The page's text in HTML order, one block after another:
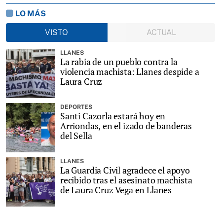
LO MÁS
VISTO
ACTUAL
LLANES
La rabia de un pueblo contra la
violencia machista: Llanes despide a
Laura Cruz
DEPORTES
Santi Cazorla estará hoy en
Arriondas, en el izado de banderas
del Sella
LLANES
La Guardia Civil agradece el apoyo
recibido tras el asesinato machista
de Laura Cruz Vega en Llanes